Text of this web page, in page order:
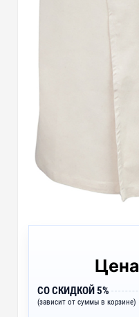
Цена
СО СКИДКОЙ 5%
(зависит от суммы в корзине)